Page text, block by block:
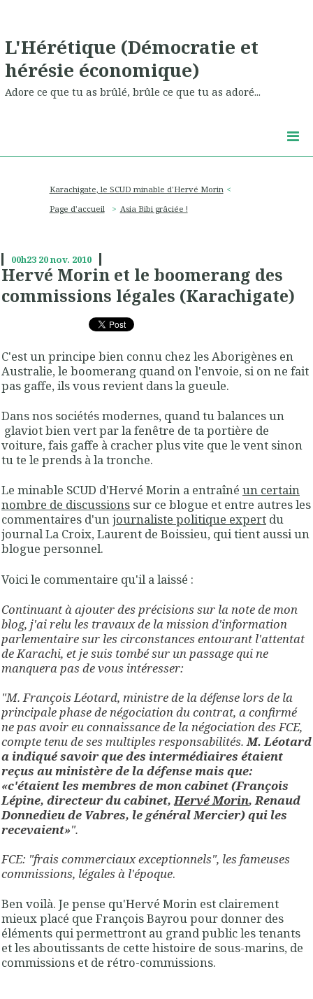
L'Hérétique (Démocratie et
hérésie économique)
Adore ce que tu as brûlé, brûle ce que tu as adoré...
Karachigate, le SCUD minable d'Hervé Morin
Page d'accueil
Asia Bibi grâciée !
00h23 20nov. 2010
Hervé Morin et le boomerang des
commissions légales (Karachigate)
C'est un principe bien connu chez les Aborigènes en
Australie, le boomerang quand on l'envoie, si on ne fait
pas gaffe, ils vous revient dans la gueule.
Dans nos sociétés modernes, quand tu balances un
glaviot bien vert par la fenêtre de ta portière de
voiture, fais gaffe à cracher plus vite que le vent sinon
tu te le prends à la tronche.
Le minable SCUD d'Hervé Morin a entraîné un certain
nombre de discussions sur ce blogue et entre autres les
commentaires d'unjournaliste politique expert du
journal La Croix, Laurent de Boissieu, qui tient aussi un
blogue personnel.
Voici le commentaire qu'il a laissé :
Continuant à ajouter des précisions sur la note de mon
blog, j'ai relu les travaux de la mission d'information
parlementaire sur les circonstances entourant l'attentat
de Karachi, et je suis tombé sur un passage qui ne
manquera pas de vous intéresser:
"M. François Léotard, ministre de la défense lors de la
principale phase de négociation du contrat, a confirmé
ne pas avoir eu connaissance de la négociation des FCE,
compte tenu de ses multiples responsabilités.M. Léotard
a indiqué savoir que des intermédiaires étaient
reçus au ministère de la défense mais que:
«c'étaient les membres de mon cabinet (François
Lépine, directeur du cabinet,Hervé Morin, Renaud
Donnedieu de Vabres, le général Mercier) qui les
recevaient»".
FCE: "frais commerciaux exceptionnels", les fameuses
commissions, légales à l'époque.
Ben voilà. Je pense qu'Hervé Morin est clairement
mieux placé que François Bayrou pour donner des
éléments qui permettront au grand public les tenants
et les aboutissants de cette histoire de sous-marins, de
commissions et de rétro-commissions.